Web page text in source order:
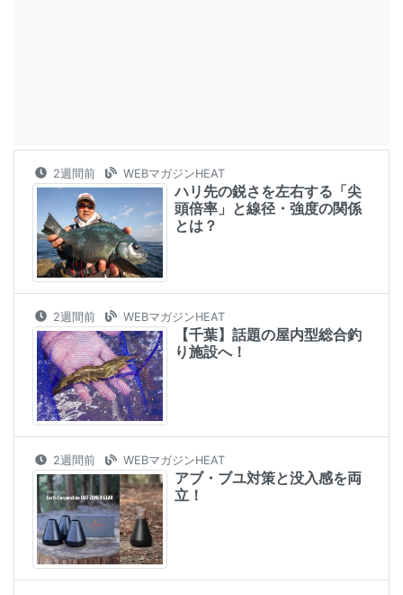
2週間前 WEBマガジンHEAT
ハリ先の鋭さを左右する「尖
頭倍率」と線径・強度の関係
とは？
2週間前 WEBマガジンHEAT
【千葉】話題の屋内型総合釣
り施設へ！
2週間前 WEBマガジンHEAT
アブ・ブユ対策と没入感を両
立！